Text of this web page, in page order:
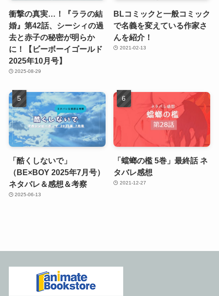
衝撃の真実…！『ララの結
婚』第42話、シーシィの過
去と赤子の秘密が明らか
に！【ビーボーイゴールド
2025年10月号】
2025-08-29
BLコミックと一般コミック
で名義を変えている作家さ
んを紹介！
2021-02-13
「酷くしないで」
（BE×BOY 2025年7月号）
ネタバレ＆感想＆考察
2025-06-13
「蟷螂の檻 5巻」最終話 ネ
タバレ感想
2021-12-27